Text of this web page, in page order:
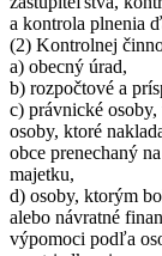
a kontrola plnenia
(2) Kontrolnej
a) obecný úrad,
b) rozpočtové a
c) právnické
osoby, ktoré
obce prenechaný
majetku,
d) osoby, ktorým
alebo návratné
výpomoci podľa